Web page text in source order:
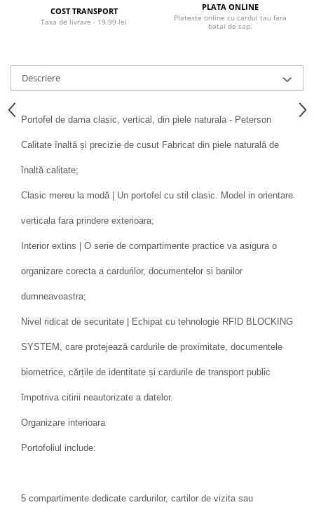
COST TRANSPORT
Taxa de livrare - 19.99 lei
PLATA ONLINE
Plateste online cu cardul tau fara
batai de cap.
Descriere
Portofel de dama clasic, vertical, din piele naturala - Peterson
Calitate înaltă și precizie de cusut Fabricat din piele naturală de
înaltă calitate;
Clasic mereu la modă | Un portofel cu stil clasic. Model in orientare
verticala fara prindere exterioara;
Interior extins | O serie de compartimente practice va asigura o
organizare corecta a cardurilor, documentelor si banilor
dumneavoastra;
Nivel ridicat de securitate | Echipat cu tehnologie RFID BLOCKING
SYSTEM, care protejează cardurile de proximitate, documentele
biometrice, cărțile de identitate și cardurile de transport public
împotriva citirii neautorizate a datelor.
Organizare interioara
Portofoliul include:
5 compartimente dedicate cardurilor, cartilor de vizita sau